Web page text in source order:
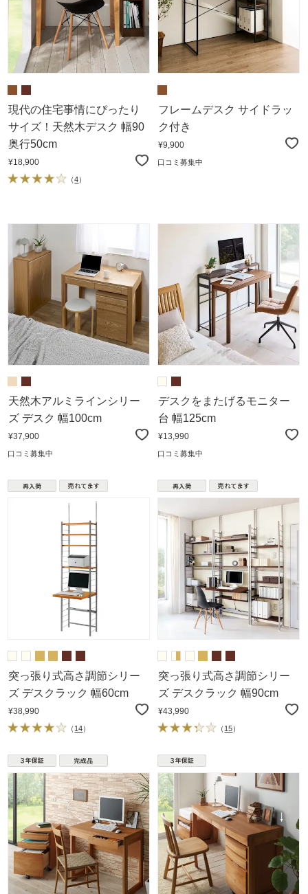
現代の住宅事情にぴったり
サイズ！天然木デスク 幅90
奥行50cm
¥18,900
（4）
フレームデスク サイドラッ
ク付き
¥9,900
口コミ募集中
天然木アルミラインシリー
ズ デスク 幅100cm
¥37,900
口コミ募集中
デスクをまたげるモニター
台 幅125cm
¥13,990
口コミ募集中
突っ張り式高さ調節シリー
ズ デスクラック 幅60cm
¥38,990
（ 14）
突っ張り式高さ調節シリー
ズ デスクラック 幅90cm
¥43,990
（ 15）